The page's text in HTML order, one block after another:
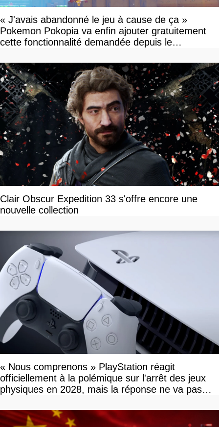
« J'avais abandonné le jeu à cause de ça »
Pokemon Pokopia va enfin ajouter gratuitement
cette fonctionnalité demandée depuis le
Clair Obscur Expedition 33 s'offre encore une
nouvelle collection
« Nous comprenons » PlayStation réagit
officiellement à la polémique sur l'arrêt des jeux
physiques en 2028, mais la réponse ne va pas